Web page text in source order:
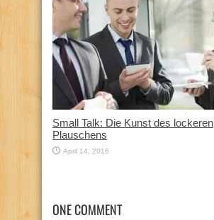
Small Talk: Die Kunst des lockeren
Plauschens
April 14, 2016
ONE COMMENT